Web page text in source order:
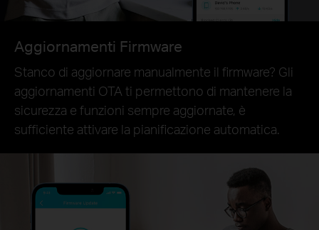
Aggiornamenti Firmware
Stanco di aggiornare manualmente il firmware? Gli
aggiornamenti OTA ti permettono di mantenere la
sicurezza e funzioni sempre aggiornate, è
sufficiente attivare la pianificazione automatica.